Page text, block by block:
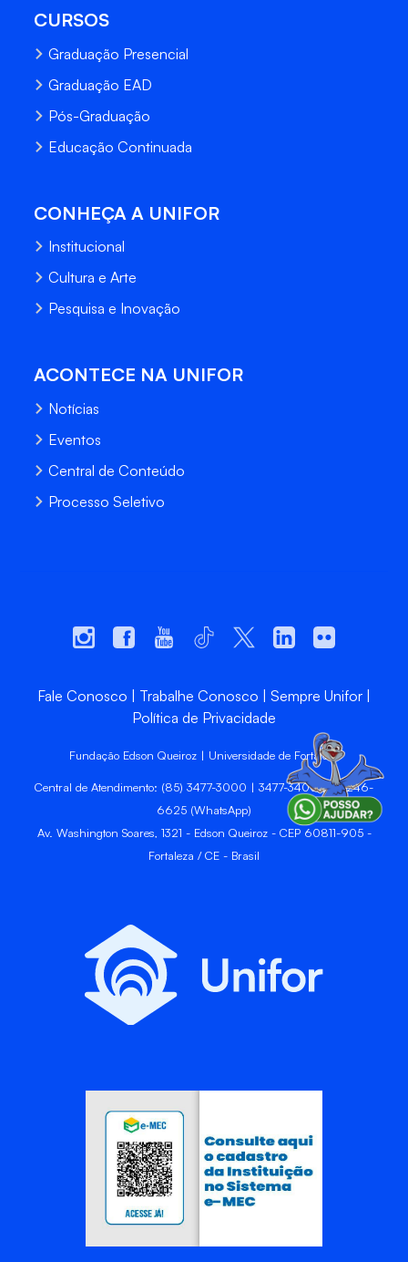
CURSOS
Graduação Presencial
Graduação EAD
Pós-Graduação
Educação Continuada
CONHEÇA A UNIFOR
Institucional
Cultura e Arte
Pesquisa e Inovação
ACONTECE NA UNIFOR
Notícias
Eventos
Central de Conteúdo
Processo Seletivo
Fale Conosco Trabalhe Conosco
Sempre Unifor
Política de Privacidade
Fundação Edson Queiroz | Universidade de Fortaleza
Central de Atendimento: (85) 3477-3000 | 3477-3400 | 99246-
6625 (WhatsApp)
Av. Washington Soares, 1321 - Edson Queiroz - CEP 60811-905 -
Fortaleza / CE - Brasil